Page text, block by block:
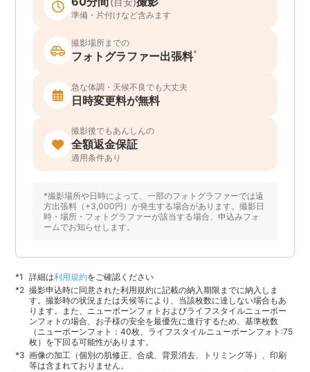
準備・片付けなど含みます
撮影場所までの
フォトグラファー出張料*
急な体調・天候不良でも大丈夫
日時変更料が無料
撮影後でもあんしんの
全額返金保証
適用条件あり
*撮影場所や日時によって、一部のフォトグラファーでは遠
方出張料（+3,000円）が発生する場合があります。撮影日
時・場所・フォトグラファーが該当する場合、申込みフォ
ームでお知らせします。
詳細は利用規約をご確認ください
撮影申込時に同意された利用規約に記載の納入期限までに納入しま
す。撮影時の状況または天候等により、当該枚数に達しない場合もあ
ります。また、ニューボーンフォトおよびライフスタイルニューボー
ンフォトの場合、お子様の安全を最優先に進行するため、基準枚数
（ニューボーンフォト：40枚、ライフスタイルニューボーンフォト:75
枚）を下回る可能性があります。
画像の加工（個別の肌修正、合成、背景消去、トリミング等）、印刷
等は含まれておりません。